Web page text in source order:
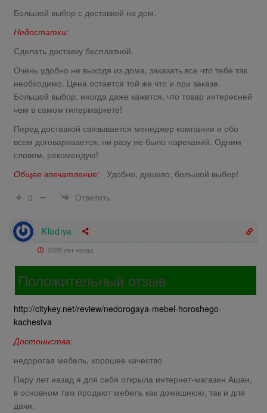
Большой выбор с доставкой на дом.
Недостатки:
Сделать доставку бесплатной.
Очень удобно не выходя из дома, заказать все что тебе так
необходимо. Цена остается той же что и при заказе.
Большой выбор, иногда даже кажется, что товар интересней
чем в самом гипермаркете!
Перед доставкой связывается менеджер компании и обо
всем договаривается, ни разу не было нареканий. Одним
словом, рекомендую!
Общее впечатление: Удобно, дешево, большой выбор!
0
Ответить
Klodiya
2026 лет назад
Положительный отзыв
http://citykey.net/review/nedorogaya-mebel-horoshego-
kachestva
Достоинства:
недорогая мебель, хорошее качество
Пару лет назад я для себя открыла интернет-магазин Ашан,
в основном там продают мебель как домашнюю, так и для
дачи.